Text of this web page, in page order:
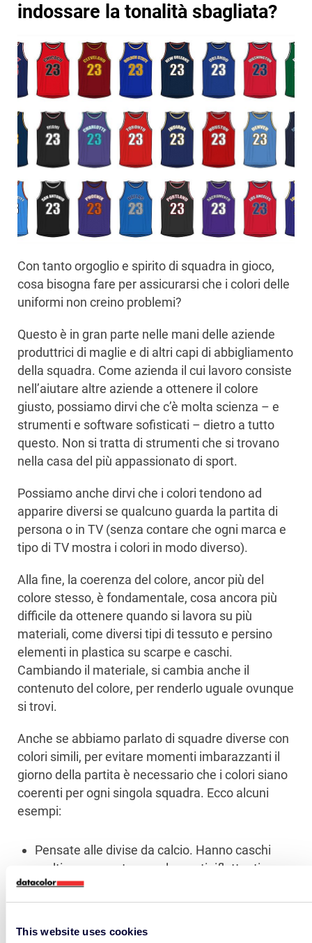
This website uses cookies
indossare la tonalità sbagliata?
Con tanto orgoglio e spirito di squadra in gioco,
cosa bisogna fare per assicurarsi che i colori delle
uniformi non creino problemi?
Questo è in gran parte nelle mani delle aziende
produttrici di maglie e di altri capi di abbigliamento
della squadra. Come azienda il cui lavoro consiste
nell’aiutare altre aziende a ottenere il colore
giusto, possiamo dirvi che c’è molta scienza – e
strumenti e software sofisticati – dietro a tutto
questo. Non si tratta di strumenti che si trovano
nella casa del più appassionato di sport.
Possiamo anche dirvi che i colori tendono ad
apparire diversi se qualcuno guarda la partita di
persona o in TV (senza contare che ogni marca e
tipo di TV mostra i colori in modo diverso).
Alla fine, la coerenza del colore, ancor più del
colore stesso, è fondamentale, cosa ancora più
difficile da ottenere quando si lavora su più
materiali, come diversi tipi di tessuto e persino
elementi in plastica su scarpe e caschi.
Cambiando il materiale, si cambia anche il
contenuto del colore, per renderlo uguale ovunque
si trovi.
Anche se abbiamo parlato di squadre diverse con
colori simili, per evitare momenti imbarazzanti il
giorno della partita è necessario che i colori siano
coerenti per ogni singola squadra. Ecco alcuni
esempi:
Pensate alle divise da calcio. Hanno caschi
multicomponente con elementi riflettenti, una
maglia, pantaloni, calze e talvolta scarpe
abbinate.
Poi ci sono le uniformi indossate dalle